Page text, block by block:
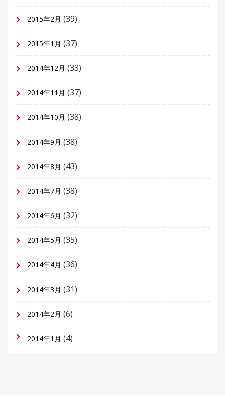
2015年2月 (39)
2015年1月 (37)
2014年12月 (33)
2014年11月 (37)
2014年10月 (38)
2014年9月 (38)
2014年8月 (43)
2014年7月 (38)
2014年6月 (32)
2014年5月 (35)
2014年4月 (36)
2014年3月 (31)
2014年2月 (6)
2014年1月 (4)